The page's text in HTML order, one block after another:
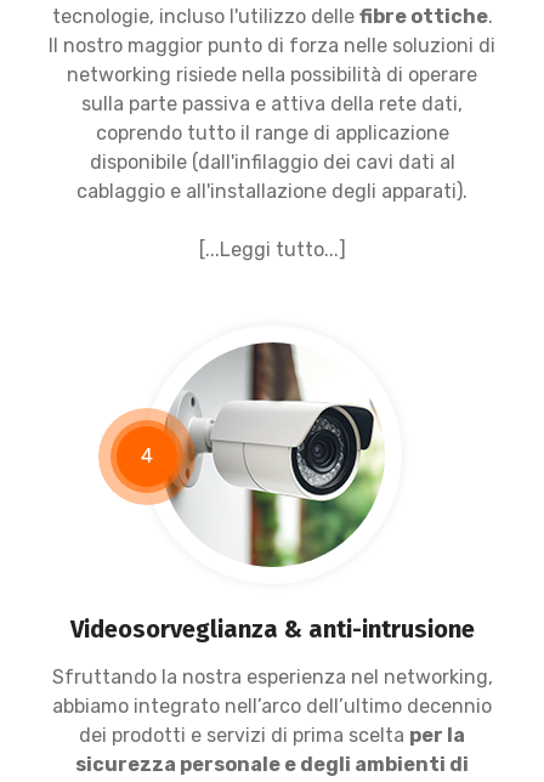
tecnologie, incluso l'utilizzo delle fibre ottiche.
Il nostro maggior punto di forza nelle soluzioni di
networking risiede nella possibilità di operare
sulla parte passiva e attiva della rete dati,
coprendo tutto il range di applicazione
disponibile (dall'infilaggio dei cavi dati al
cablaggio e all'installazione degli apparati).
[...Leggi tutto...]
4
Videosorveglianza & anti-intrusione
Sfruttando la nostra esperienza nel networking,
abbiamo integrato nell’arco dell’ultimo decennio
dei prodotti e servizi di prima scelta per la
sicurezza personale e degli ambienti di